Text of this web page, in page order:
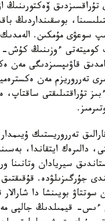
ۆەكتورىنىڭ
بوسقىنداردىڭ
سوعۋى مۇمكىن.
كوميتەتى ءوزىنىڭ
قاۋىپسىزدىگى مەن
تەرروريزم مەن
تۇراقتىلىقتى
تەرروريستىك
دالىرەك ايتقاندا،
دەن استام قازاقستاندىق
جۇرگىزىلۋدە.
بويىنشا دا شارالار
ءىس- قيمىلدىڭ جالپى